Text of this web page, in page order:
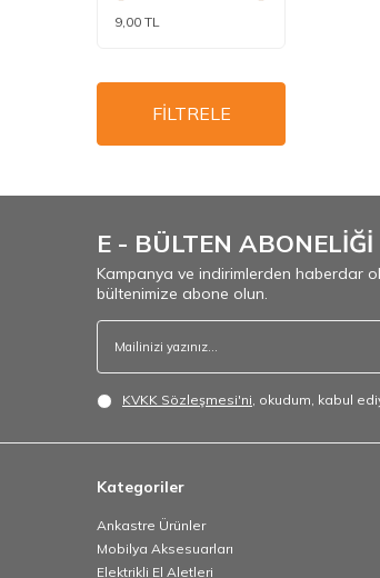
9,00 TL
FİLTRELE
E - BÜLTEN ABONELİĞİ
Kampanya ve indirimlerden haberdar
bültenimize abone olun.
KVKK Sözleşmesi'ni, okudum, kabul
Kategoriler
Ankastre Ürünler
Mobilya Aksesuarları
Elektrikli El Aletleri